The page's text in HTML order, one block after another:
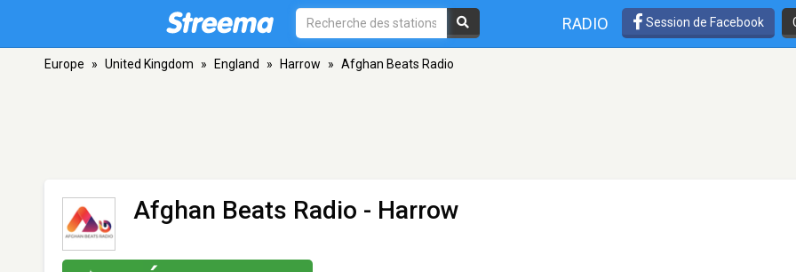
RADIO Session de Facebook
Europe » United Kingdom » England » Harrow » Afghan Beats Radio
Afghan Beats Radio - Harrow